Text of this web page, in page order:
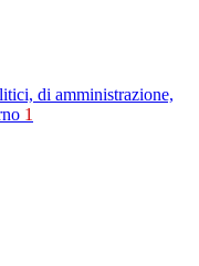
di amministrazione,
1